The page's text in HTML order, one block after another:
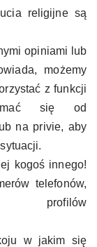
religijne są
opiniami lub
możemy
z funkcji
się od
na privie, aby
kogoś innego!
telefonów,
profilów
w jakim się